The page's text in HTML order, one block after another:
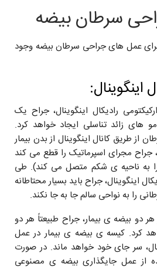
سرطان بیضه
عمل های جراحی سرطان بیضه وجود
اینگوینال:
رادیکال اینگوینال، جراح یک
زائد تناسلی ایجاد خواهد کرد.
از طریق کانال اینگوینال از بدن بیمار
مجرای اسپرماتیک را قطع می کند
به ناحیه ی شکم متصل می کند). طی
اینگوینال، جراح باید بسیار محتاطانه
را به نواحی سالم جا به جا نکند.
دو بیضه ی بیمار، جراح طبیعتاً هر دو
کرد. کیسه ی بیضه ی بیمار در عمل
سر جای خود خواهد ماند. در صورت
از عمل جایگذاری بیضه ی مصنوعی